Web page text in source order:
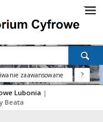
zaawansowane ?
Lubonia |
Beata